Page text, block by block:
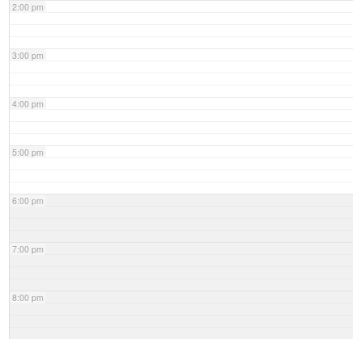
2:00 pm
3:00 pm
4:00 pm
5:00 pm
6:00 pm
7:00 pm
8:00 pm